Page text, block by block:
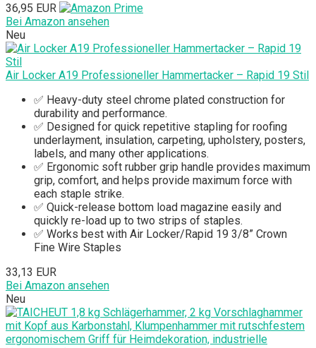
36,95 EUR
Bei Amazon ansehen
Neu
Air Locker A19 Professioneller Hammertacker – Rapid 19 Stil
✅ Heavy-duty steel chrome plated construction for
durability and performance.
✅ Designed for quick repetitive stapling for roofing
underlayment, insulation, carpeting, upholstery, posters,
labels, and many other applications.
✅ Ergonomic soft rubber grip handle provides maximum
grip, comfort, and helps provide maximum force with
each staple strike.
✅ Quick-release bottom load magazine easily and
quickly re-load up to two strips of staples.
✅ Works best with Air Locker/Rapid 19 3/8” Crown
Fine Wire Staples
33,13 EUR
Bei Amazon ansehen
Neu